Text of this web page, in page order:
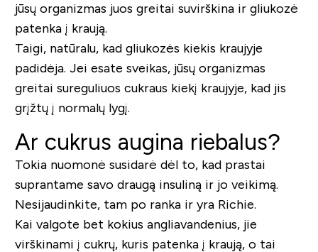
jūsų organizmas juos greitai suvirškina ir gliukozė
patenka į kraują.
Taigi, natūralu, kad gliukozės kiekis kraujyje
padidėja. Jei esate sveikas, jūsų organizmas
greitai sureguliuos cukraus kiekį kraujyje, kad jis
grįžtų į normalų lygį.
Ar cukrus augina riebalus?
Tokia nuomonė susidarė dėl to, kad prastai
suprantame savo draugą insuliną ir jo veikimą.
Nesijaudinkite, tam po ranka ir yra Richie.
Kai valgote bet kokius angliavandenius, jie
virškinami į cukrų, kuris patenka į kraują, o tai